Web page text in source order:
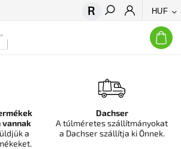
HUF
Keresés
a
Dachser
A túlméretes szállítmányokat
a Dachser szállítja ki Önnek.